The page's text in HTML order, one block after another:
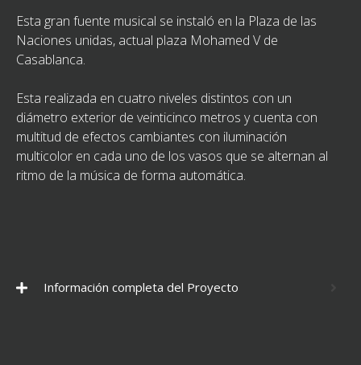
Esta gran fuente musical se instaló en la Plaza de las
Naciones unidas, actual plaza Mohamed V de
Casablanca.
Esta realizada en cuatro niveles distintos con un
diámetro exterior de veinticinco metros y cuenta con
multitud de efectos cambiantes con iluminación
multicolor en cada uno de los vasos que se alternan al
ritmo de la música de forma automática.
Información completa del Proyecto